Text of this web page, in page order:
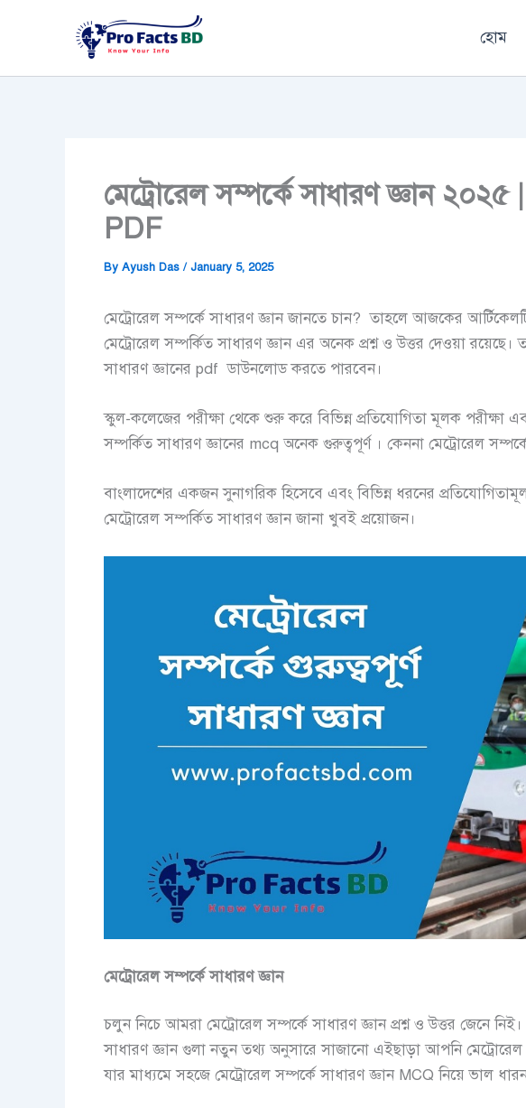
হোম
মেট্রোরেল সম্পর্কে সাধারণ জ্ঞান ২০২৫ |
PDF
By Ayush Das /January 5, 2025
মেট্রোরেল সম্পর্কে সাধারণ জ্ঞান জানতে চান? তাহলে আজকের
মেট্রোরেল সম্পর্কিত সাধারণ জ্ঞান এর অনেক প্রশ্ন ও উত্তর দেওয়া রয়েছে।
সাধারণ জ্ঞানের pdf ডাউনলোড করতে পারবেন।
স্কুল-কলেজের পরীক্ষা থেকে শুরু করে বিভিন্ন প্রতিযোগিতা মূলক পরীক্ষা
সম্পর্কিত সাধারণ জ্ঞানের mcq অনেক গুরুত্বপূর্ণ । কেননা মেট্রোরেল
বাংলাদেশের একজন সুনাগরিক হিসেবে এবং বিভিন্ন ধরনের
মেট্রোরেল সম্পর্কিত সাধারণ জ্ঞান জানা খুবই প্রয়োজন।
মেট্রোরেল সম্পর্কে সাধারণ জ্ঞান
চলুন নিচে আমরা মেট্রোরেল সম্পর্কে সাধারণ জ্ঞান প্রশ্ন ও উত্তর জেনে
সাধারণ জ্ঞান গুলা নতুন তথ্য অনুসারে সাজানো এইছাড়া আপনি
যার মাধ্যমে সহজে মেট্রোরেল সম্পর্কে সাধারণ জ্ঞান MCQ নিয়ে ভাল